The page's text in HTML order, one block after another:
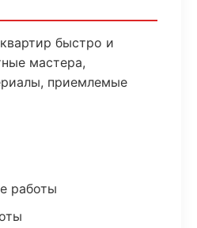
быстро и
мастера,
приемлемые
работы